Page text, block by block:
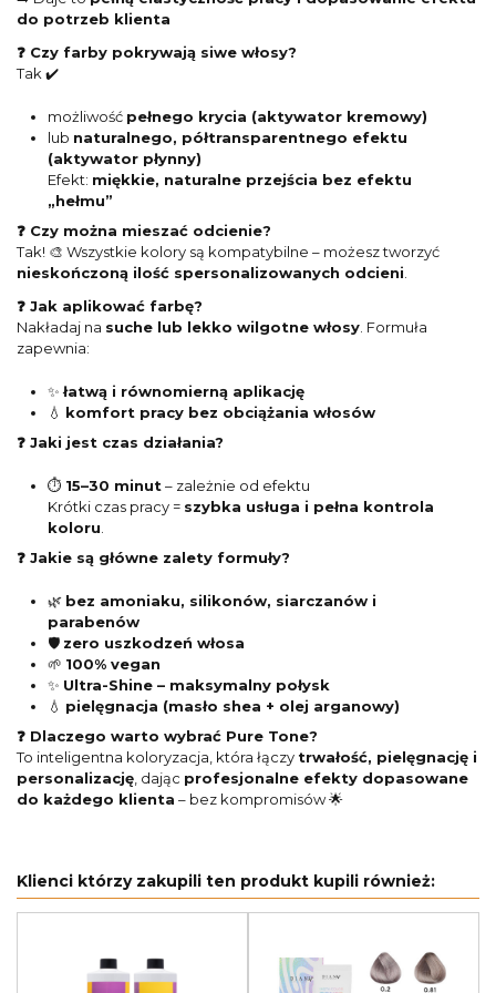
do potrzeb klienta
❓ Czy farby pokrywają siwe włosy?
Tak ✔️
możliwość pełnego krycia (aktywator kremowy)
lub naturalnego, półtransparentnego efektu
(aktywator płynny)
Efekt: miękkie, naturalne przejścia bez efektu
„hełmu”
❓ Czy można mieszać odcienie?
Tak! 🎨 Wszystkie kolory są kompatybilne – możesz tworzyć
nieskończoną ilość spersonalizowanych odcieni.
❓ Jak aplikować farbę?
Nakładaj na suche lub lekko wilgotne włosy. Formuła
zapewnia:
✨łatwą i równomierną aplikację
💧 komfort pracy bez obciążania włosów
❓ Jaki jest czas działania?
⏱️ 15–30 minut– zależnie od efektu
Krótki czas pracy = szybka usługa i pełna kontrola
koloru
❓ Jakie są główne zalety formuły?
🌿 bez amoniaku, silikonów, siarczanów i
parabenów
🛡️ zero uszkodzeń włosa
🌱 100% vegan
✨ Ultra-Shine – maksymalny połysk
💧 pielęgnacja (masło shea + olej arganowy)
❓ Dlaczego warto wybrać Pure Tone?
To inteligentna koloryzacja, która łączy trwałość, pielęgnację i
personalizację, dając profesjonalne efekty dopasowane
do każdego klienta – bez kompromisów 🌟
Klienci którzy zakupili ten produkt kupili również: